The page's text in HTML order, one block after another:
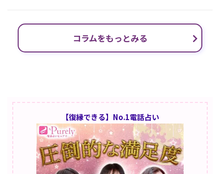
コラムをもっとみる
【復縁できる】No.1電話占い